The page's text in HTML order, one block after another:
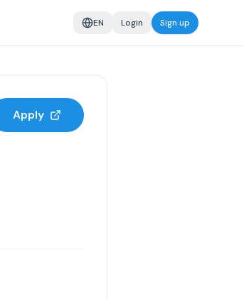
EN Login Sign up
Apply